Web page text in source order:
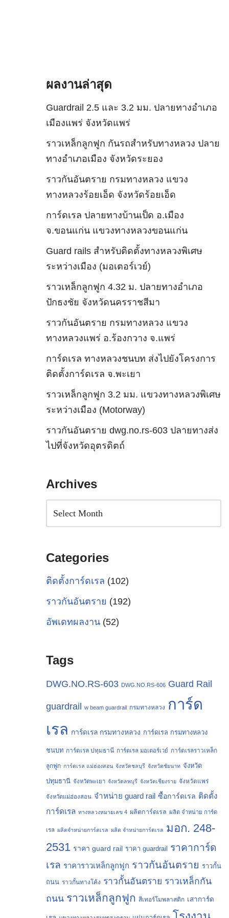
ผลงานล่าสุด
Guardrail 2.5 และ 3.2 มม. ปลายทางอำเภอ
เมืองแพร่ จังหวัดแพร่
ราวเหล็กลูกฟูก กันรถสําหรับทางหลวง ปลาย
ทางอำเภอเมือง จังหวัดระยอง
ราวกันอันตราย กรมทางหลวง แขวง
ทางหลวงร้อยเอ็ด จังหวัดร้อยเอ็ด
การ์ดเรล ปลายทางบ้านเป็ด อ.เมือง
จ.ขอนแก่น แขวงทางหลวงขอนแก่น
Guard rails สำหรับติดตั้งทางหลวงพิเศษ
ระหว่างเมือง (มอเตอร์เวย์)
ราวเหล็กลูกฟูก 4.32 ม. ปลายทางอำเภอ
ปักธงชัย จังหวัดนครราชสีมา
ราวกันอันตราย กรมทางหลวง แขวง
ทางหลวงแพร่ อ.ร้องกวาง จ.แพร่
การ์ดเรล ทางหลวงชนบท ส่งไปยังโครงการ
ติดตั้งการ์ดเรล จ.พะเยา
ราวเหล็กลูกฟูก 3.2 มม. แขวงทางหลวงพิเศษ
ระหว่างเมือง (Motorway)
ราวกันอันตราย dwg.no.rs-603 ปลายทางส่ง
ไปที่จังหวัดอุตรดิตถ์
Archives
Categories
ติดตั้งการ์ดเรล (102)
ราวกันอันตราย (192)
อัพเดทผลงาน(52)
Tags
DWG.NO.RS-603 DWG.NO.RS-606 Guard Rail
guardrail w beam guardrail กรมทางหลวง การ์ด
เรล การ์ดเรล กรมทางหลวง การ์ดเรล กรมทางหลวง
ชนบท การ์ดเรล ปทุมธานี การ์ดเรล มอเตอร์เวย์ การ์ดเรลราวเหล็ก
ลูกฟูก การ์ดเรล แม่ฮ่องสอน จังหวัดชลบุรี จังหวัดชัยนาท จังหวัด
ปทุมธานี จังหวัดพะเยา จังหวัดลพบุรี จังหวัดเชียงราย จังหวัดแพร่
จังหวัดแม่ฮ่องสอน จำหน่าย guard rail ซื้อการ์ดเรล ติดตั้ง
การ์ดเรล ทางหลวงหมายเลข 4 ผลิตการ์ดเรล ผลิต จำหน่าย การ์ด
เรล ผลิตจำหน่ายการ์ดเรล ผลิต จำหน่ายการ์ดเรล มอก. 248-
2531 ราคา guard rail ราคา guardrail
ราคาการ์ด
เรล ราคาราวเหล็กลูกฟูก ราวกันอันตราย ราวกั้น
ถนน ราวกั้นทางโค้ง ราวกั้นอันตราย ราวเหล็กกัน
ถนน ราวเหล็กลูกฟูก สีเทอร์โมพลาสติก เสาการ์ด